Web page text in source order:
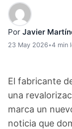
Por Javier
23 May 2026•4 min
El fabricante
una
marca un
noticia que